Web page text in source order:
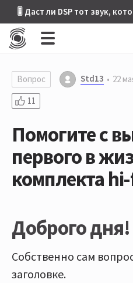
🎚 Даст ли DSP тот звук,
Вопрос Std13 22
11
Помогите с
первого в
комплекта
Доброго дня!
Собственно сам
заголовке.